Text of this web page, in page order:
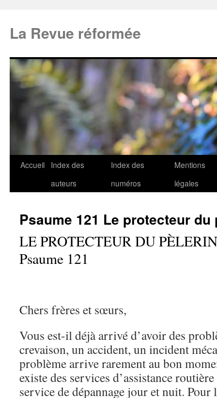
La Revue réformée
Accueil
Index des
auteurs
Index des
numéros
Mentions
légales
Psaume 121 Le protecteur du
LE PROTECTEUR DU PÈLERIN
Psaume 121
Chers frères et sœurs,
Vous est-il déjà arrivé d’avoir des
crevaison, un accident, un incident
problème arrive rarement au bon
existe des services d’assistance
service de dépannage jour et nuit. Pour